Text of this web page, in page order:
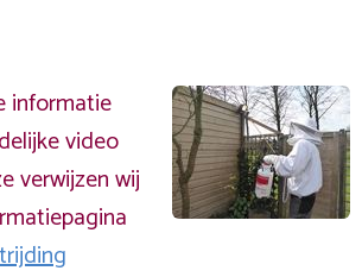
informatie
video
verwijzen wij